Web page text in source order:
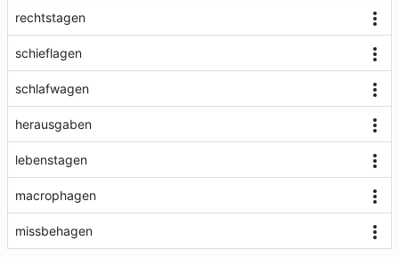
rechtstagen
schieflagen
schlafwagen
herausgaben
lebenstagen
macrophagen
missbehagen